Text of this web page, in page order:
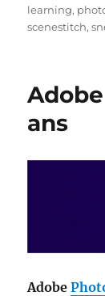
learning,
scenestitch,
ans
Adobe